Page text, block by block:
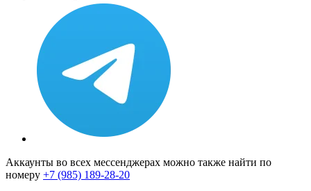
Аккаунты во всех мессенджерах можно также найти по
номеру +7 (985) 189-28-20